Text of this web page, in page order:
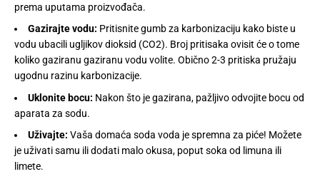
prema uputama proizvođača.
Gazirajte vodu: Pritisnite gumb za karbonizaciju kako biste u
vodu ubacili ugljikov dioksid (CO2). Broj pritisaka ovisit će o tome
koliko gaziranu gaziranu vodu volite. Obično 2-3 pritiska pružaju
ugodnu razinu karbonizacije.
Uklonite bocu: Nakon što je gazirana, pažljivo odvojite bocu od
aparata za sodu.
Uživajte: Vaša domaća soda voda je spremna za piće! Možete
je uživati ​​samu ili dodati malo okusa, poput soka od limuna ili
limete.